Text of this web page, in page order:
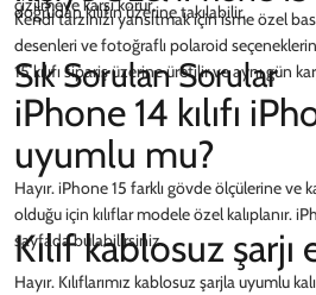
çizilmeye karşı korur.
doğrudan kılıfın üzerine takılabilir.
Kendi tarzınızı yansıtmak için isme özel
desenleri ve fotoğraflı polaroid
15 kılıfı sipariş üzerine üretilir ve aynı gün
Sık Sorulan Sorular
iPhone 14 kılıfı
uyumlu mu?
Hayır. iPhone 15 farklı gövde ölçülerine ve
olduğu için kılıflar modele özel kalıplanır.
sayfada bulabilirsiniz.
Kılıf kablosuz
Hayır. Kılıflarımız kablosuz şarjla uyumlu